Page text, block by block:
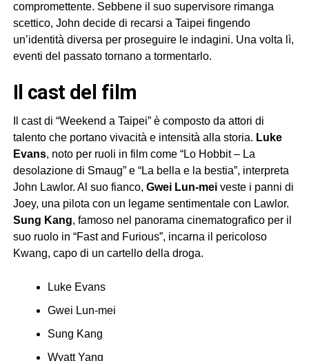
compromettente. Sebbene il suo supervisore rimanga
scettico, John decide di recarsi a Taipei fingendo
un’identità diversa per proseguire le indagini. Una volta lì,
eventi del passato tornano a tormentarlo.
Il cast del film
Il cast di “Weekend a Taipei” è composto da attori di
talento che portano vivacità e intensità alla storia. Luke
Evans, noto per ruoli in film come “Lo Hobbit – La
desolazione di Smaug” e “La bella e la bestia”, interpreta
John Lawlor. Al suo fianco, Gwei Lun-meiveste i panni di
Joey, una pilota con un legame sentimentale con Lawlor.
Sung Kang, famoso nel panorama cinematografico per il
suo ruolo in “Fast and Furious”, incarna il pericoloso
Kwang, capo di un cartello della droga.
Luke Evans
Gwei Lun-mei
Sung Kang
Wyatt Yang